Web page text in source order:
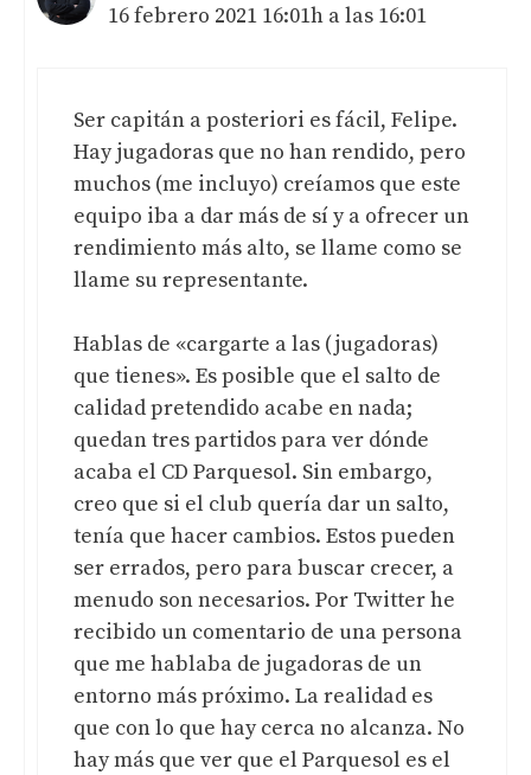
16 febrero 2021 16:01h a las 16:01
Ser capitán a posteriori es fácil, Felipe.
Hay jugadoras que no han rendido, pero
muchos (me incluyo) creíamos que este
equipo iba a dar más de sí y a ofrecer un
rendimiento más alto, se llame como se
llame su representante.
Hablas de «cargarte a las (jugadoras)
que tienes». Es posible que el salto de
calidad pretendido acabe en nada;
quedan tres partidos para ver dónde
acaba el CD Parquesol. Sin embargo,
creo que si el club quería dar un salto,
tenía que hacer cambios. Estos pueden
ser errados, pero para buscar crecer, a
menudo son necesarios. Por Twitter he
recibido un comentario de una persona
que me hablaba de jugadoras de un
entorno más próximo. La realidad es
que con lo que hay cerca no alcanza. No
hay más que ver que el Parquesol es el